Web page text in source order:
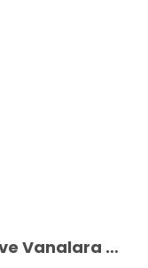
Kavitasyon Nedir? Pompa ve Vanalara Nasıl Zarar Verir?